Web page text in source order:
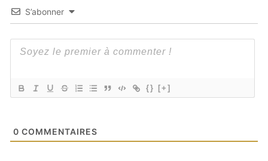
S’abonner
{} [+]
0 COMMENTAIRES